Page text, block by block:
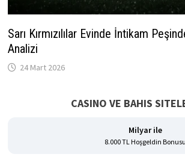
Sarı Kırmızılılar Evinde İntikam
Analizi
24 Mart 2026
CASINO VE BAHIS
Milyar ile
8.000 TL Hoşgeldin Bonusu